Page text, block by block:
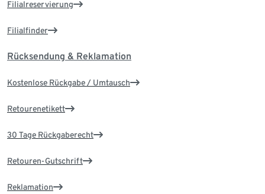
Filialreservierung
Filialfinder
Rücksendung & Reklamation
Kostenlose Rückgabe / Umtausch
Retourenetikett
30 Tage Rückgaberecht
Retouren-Gutschrift
Reklamation